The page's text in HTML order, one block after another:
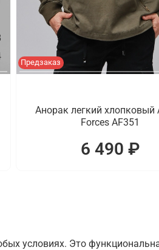
Предзаказ
Анорак легкий хлопковый
Forces AF351
6 490 ₽
условиях. Это